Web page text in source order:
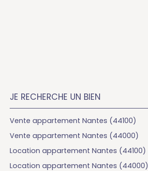
JE RECHERCHE UN BIEN
Vente appartement Nantes (44100)
Vente appartement Nantes (44000)
Location appartement Nantes (44100)
Location appartement Nantes (44000)